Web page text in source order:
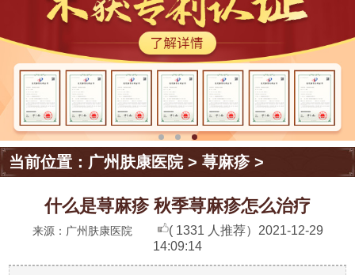
当前位置： 广州肤康医院>荨麻疹>
什么是荨麻疹 秋季荨麻疹怎么治疗
来源：广州肤康医院 ( 1331 人推荐） 2021-12-29
14:09:14